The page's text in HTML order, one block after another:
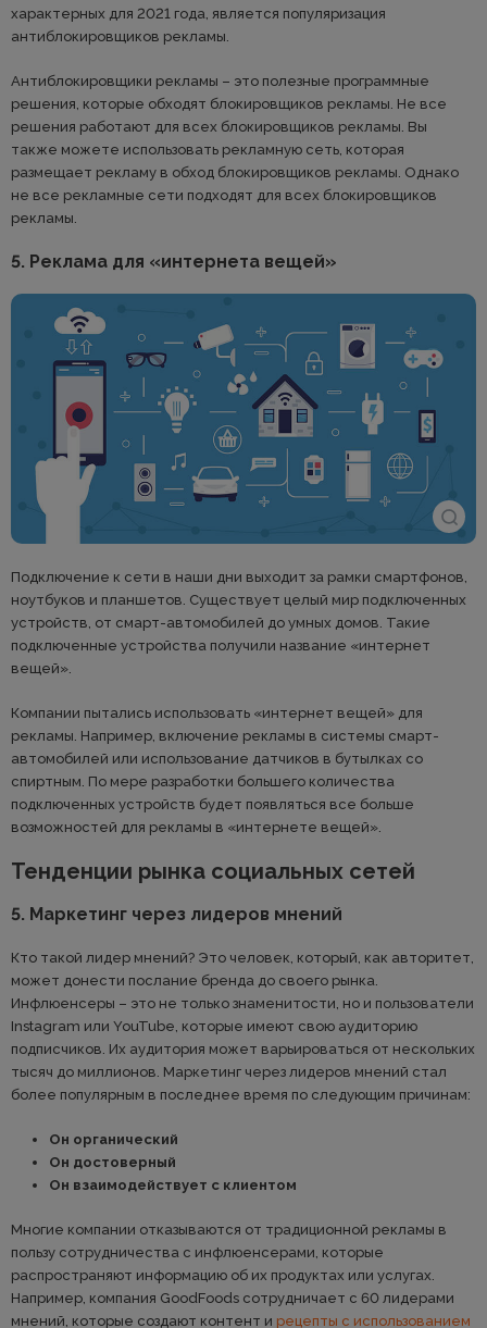
характерных для 2021 года, является популяризация
антиблокировщиков рекламы.
Антиблокировщики рекламы – это полезные программные
решения, которые обходят блокировщиков рекламы. Не все
решения работают для всех блокировщиков рекламы. Вы
также можете использовать рекламную сеть, которая
размещает рекламу в обход блокировщиков рекламы. Однако
не все рекламные сети подходят для всех блокировщиков
рекламы.
5. Реклама для «интернета вещей»
Подключение к сети в наши дни выходит за рамки смартфонов,
ноутбуков и планшетов. Существует целый мир подключенных
устройств, от смарт-автомобилей до умных домов. Такие
подключенные устройства получили название «интернет
вещей».
Компании пытались использовать «интернет вещей» для
рекламы. Например, включение рекламы в системы смарт-
автомобилей или использование датчиков в бутылках со
спиртным. По мере разработки большего количества
подключенных устройств будет появляться все больше
возможностей для рекламы в «интернете вещей».
Тенденции рынка социальных сетей
5. Маркетинг через лидеров мнений
Кто такой лидер мнений? Это человек, который, как авторитет,
может донести послание бренда до своего рынка.
Инфлюенсеры – это не только знаменитости, но и пользователи
Instagram или YouTube, которые имеют свою аудиторию
подписчиков. Их аудитория может варьироваться от нескольких
тысяч до миллионов. Маркетинг через лидеров мнений стал
более популярным в последнее время по следующим причинам:
Он органический
Он достоверный
Он взаимодействует с клиентом
Многие компании отказываются от традиционной рекламы в
пользу сотрудничества с инфлюенсерами, которые
распространяют информацию об их продуктах или услугах.
Например, компания GoodFoods сотрудничает с 60 лидерами
мнений, которые создают контент и рецепты с использованием